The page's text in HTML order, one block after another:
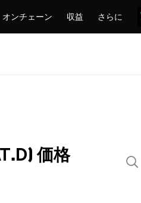
オンチェーン 収益 さらに
価格